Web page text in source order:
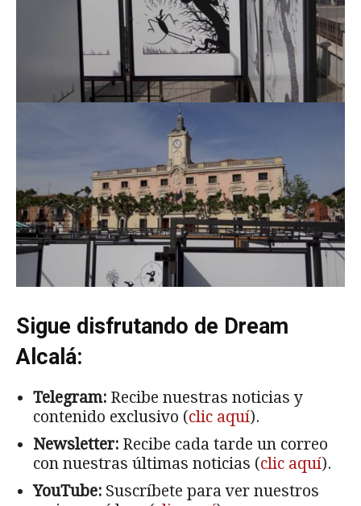
Sigue disfrutando de Dream
Alcalá:
Telegram: Recibe nuestras noticias y
contenido exclusivo (clic aquí).
Newsletter: Recibe cada tarde un correo
con nuestras últimas noticias (clic aquí).
YouTube: Suscríbete para ver nuestros